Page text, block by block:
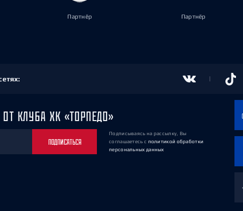
Партнёр Партнёр
КЛУБА ХК «ТОРПЕДО»
ПОДПИСАТЬСЯ
Подписываясь на рассылку, Вы
соглашаетесь с политикой обработки
персональных данных